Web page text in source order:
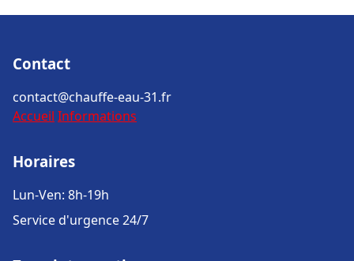
Contact
contact@chauffe-eau-31.fr
Accueil Informations
Horaires
Lun-Ven: 8h-19h
Service d'urgence 24/7